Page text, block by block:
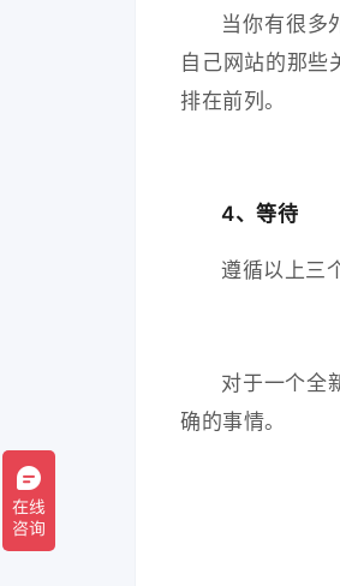
当你有很多
自己网站的那些
排在前列。
4、等待
遵循以上三
对于一个全
确的事情。